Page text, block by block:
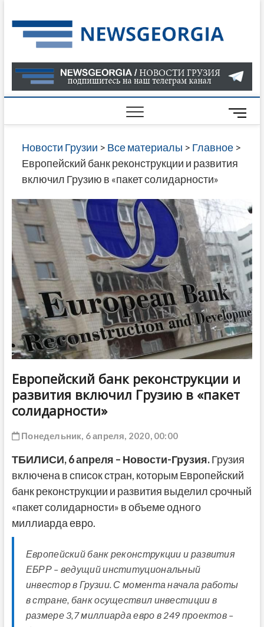
to
content
О
В
ГРУЗИИ
САЙТЕ
M
e
n
u
t
o
n
Новости Грузии > Все материалы > Главное>
Европейский банк реконструкции и развития
включил Грузию в «пакет солидарности»
Европейский банк реконструкции и
развития включил Грузию в «пакет
солидарности»
Понедельник, 6 апреля, 2020, 00:00
ТБИЛИСИ,6 апреля – Новости-Грузия.Грузия
включена в список стран, которым Европейский
банк реконструкции и развития выделил срочный
«пакет солидарности» в объеме одного
миллиарда евро.
Европейский банк реконструкции и развития
ЕБРР – ведущий институциональный
инвестор в Грузии. С момента начала работы
в стране, банк осуществил инвестиции в
размере 3,7 миллиарда евро в 249 проектов –